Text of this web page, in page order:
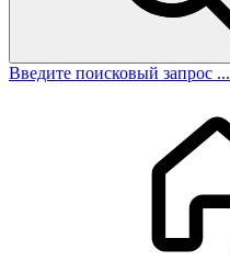
Введите поисковый запрос ...